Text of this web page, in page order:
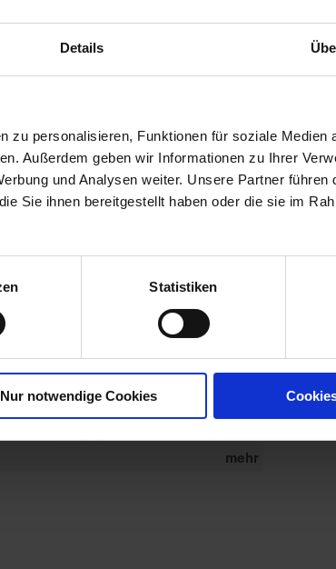
Details
zu personalisieren, Funktionen für soziale Medien
Außerdem geben wir Informationen zu Ihrer
und Analysen weiter. Unsere Partner führen
Sie ihnen bereitgestellt haben oder die sie im
Statistiken
Nur notwendige Cookies
31.01.2028
DER HÖCHSTEN DURCH DIE
ZULASSUNG FESTGELEGTEN
AUFWANDMENGE ODER
ANWEN...
mehr